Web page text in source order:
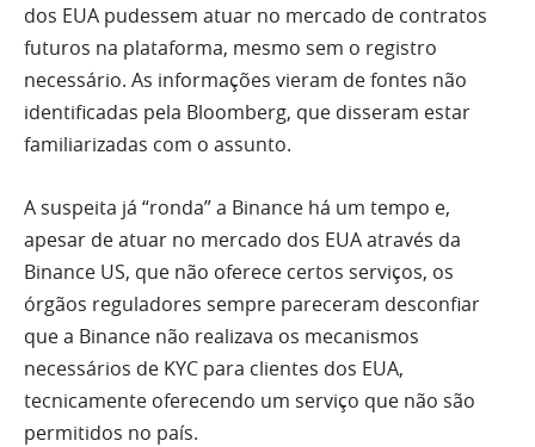
dos EUA pudessem atuar no mercado de contratos
futuros na plataforma, mesmo sem o registro
necessário. As informações vieram de fontes não
identificadas pela Bloomberg, que disseram estar
familiarizadas com o assunto.
A suspeita já “ronda” a Binance há um tempo e,
apesar de atuar no mercado dos EUA através da
Binance US, que não oferece certos serviços, os
órgãos reguladores sempre pareceram desconfiar
que a Binance não realizava os mecanismos
necessários de KYC para clientes dos EUA,
tecnicamente oferecendo um serviço que não são
permitidos no país.